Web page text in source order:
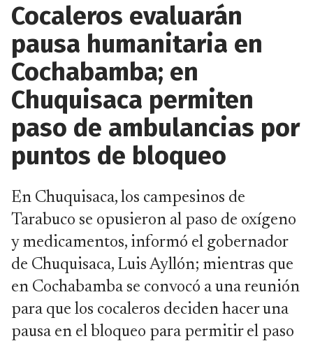
Cocaleros evaluarán
pausa humanitaria en
Cochabamba; en
Chuquisaca permiten
paso de ambulancias por
puntos de bloqueo
En Chuquisaca, los campesinos de
Tarabuco se opusieron al paso de oxígeno
y medicamentos, informó el gobernador
de Chuquisaca, Luis Ayllón; mientras que
en Cochabamba se convocó a una reunión
para que los cocaleros deciden hacer una
pausa en el bloqueo para permitir el paso